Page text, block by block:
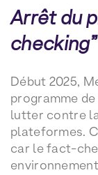
Arrêt du
Début 2025,
programme
lutter contre
plateformes.
car le fact-